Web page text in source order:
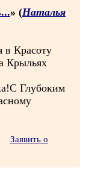
» (Наталья
в Красоту
Крыльях
Глубоким
Заявить о